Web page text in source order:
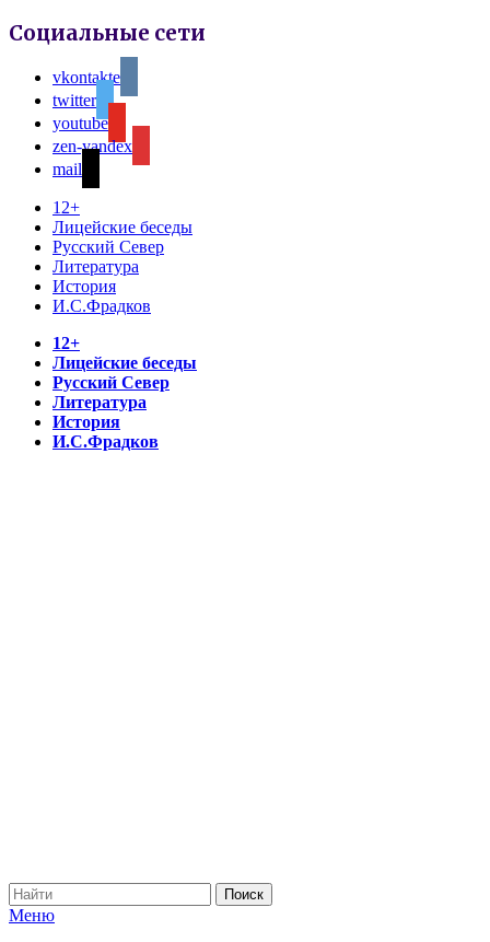
Социальные сети
vkontakte
twitter
youtube
zen-yandex
mail
12+
Лицейские беседы
Русский Север
Литература
История
И.С.Фрадков
12+
Лицейские беседы
Русский Север
Литература
История
И.С.Фрадков
Меню